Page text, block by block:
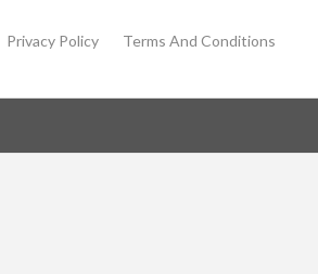
Privacy Policy Terms And Conditions